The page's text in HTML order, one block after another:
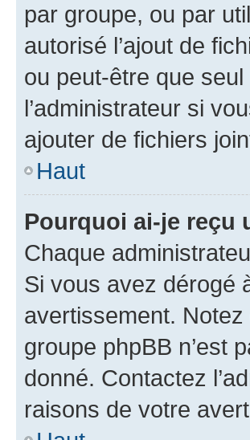
par groupe, ou par
autorisé l’ajout de
ou peut-être que
l’administrateur si
ajouter de fichiers
Haut
Pourquoi ai-je reçu
Chaque
Si vous avez dérogé
avertissement. Notez
groupe phpBB n’est
donné. Contactez
raisons de votre